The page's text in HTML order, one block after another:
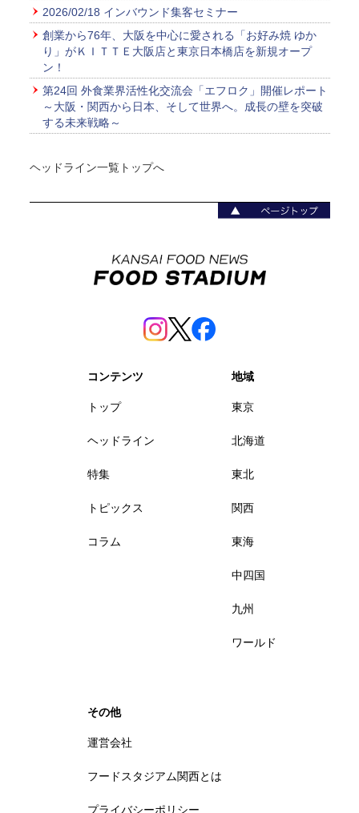
2026/02/18 インバウンド集客セミナー
創業から76年、大阪を中心に愛される「お好み焼 ゆか
り」がＫＩＴＴＥ大阪店と東京日本橋店を新規オープ
ン！
第24回 外食業界活性化交流会「エフロク」開催レポート
～大阪・関西から日本、そして世界へ。成長の壁を突破
する未来戦略～
ヘッドライン一覧トップへ
コンテンツ
トップ
ヘッドライン
特集
トピックス
コラム
地域
東京
北海道
東北
関西
東海
中四国
九州
ワールド
その他
運営会社
フードスタジアム関西とは
プライバシーポリシー